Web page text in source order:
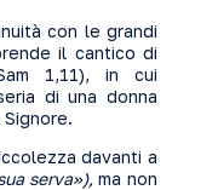
con le grandi
il cantico di
1,11), in cui
di una donna
davanti a
serva»),ma non